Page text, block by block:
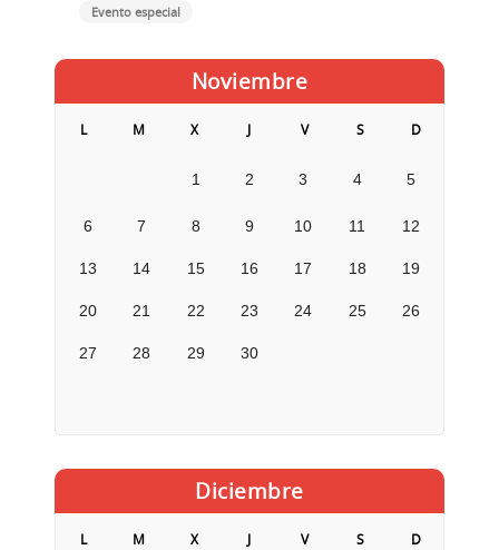
Evento especial
Noviembre
L M X J V S D
1 2 3 4 5
6 7 8 9 10 11 12
13 14 15 16 17 18 19
20 21 22 23 24 25 26
27 28 29 30
Diciembre
L M X J V S D